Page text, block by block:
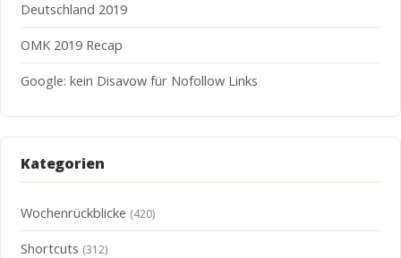
Deutschland 2019
OMK 2019 Recap
Google: kein Disavow für Nofollow Links
Kategorien
Wochenrückblicke (420)
Shortcuts (312)